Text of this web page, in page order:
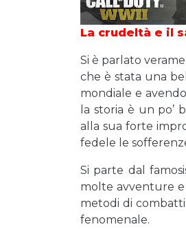
La crudeltà e il
Si è parlato
che è stata una
mondiale e
la storia è un po’
alla sua forte
fedele le
Si parte dal
molte avventure
metodi di
fenomenale.